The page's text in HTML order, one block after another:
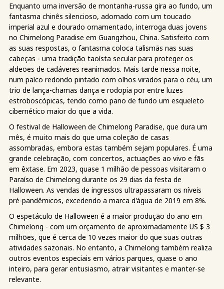
Enquanto uma inversão de montanha-russa gira ao fundo, um
fantasma chinês silencioso, adornado com um toucado
imperial azul e dourado ornamentado, interroga duas jovens
no Chimelong Paradise em Guangzhou, China. Satisfeito com
as suas respostas, o fantasma coloca talismãs nas suas
cabeças - uma tradição taoísta secular para proteger os
aldeões de cadáveres reanimados. Mais tarde nessa noite,
num palco redondo pintado com olhos virados para o céu, um
trio de lança-chamas dança e rodopia por entre luzes
estroboscópicas, tendo como pano de fundo um esqueleto
cibernético maior do que a vida.
O festival de Halloween de Chimelong Paradise, que dura um
mês, é muito mais do que uma coleção de casas
assombradas, embora estas também sejam populares. É uma
grande celebração, com concertos, actuações ao vivo e fãs
em êxtase. Em 2023, quase 1 milhão de pessoas visitaram o
Paraíso de Chimelong durante os 29 dias da festa de
Halloween. As vendas de ingressos ultrapassaram os níveis
pré-pandêmicos, excedendo a marca d'água de 2019 em 8%.
O espetáculo de Halloween é a maior produção do ano em
Chimelong - com um orçamento de aproximadamente US $ 3
milhões, que é cerca de 10 vezes maior do que suas outras
atividades sazonais. No entanto, a Chimelong também realiza
outros eventos especiais em vários parques, quase o ano
inteiro, para gerar entusiasmo, atrair visitantes e manter-se
relevante.